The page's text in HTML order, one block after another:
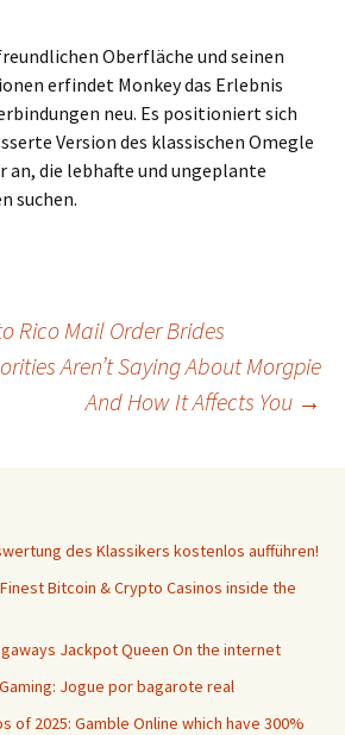
Oberfläche und seinen
erfindet Monkey das Erlebnis
neu. Es positioniert sich
Version des klassischen Omegle
an, die lebhafte und ungeplante
suchen.
Rico Mail Order Brides
Aren’t Saying About Morgpie
And How It Affects You →
des Klassikers kostenlos aufführen!
Bitcoin & Crypto Casinos inside the
Jackpot Queen On the internet
Jogue por bagarote real
of 2025: Gamble Online which have 300%